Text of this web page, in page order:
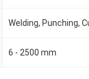
6 - 2500 mm